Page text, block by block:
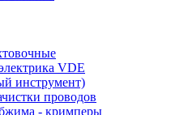
VDE
инструмент)
проводов
- кримперы